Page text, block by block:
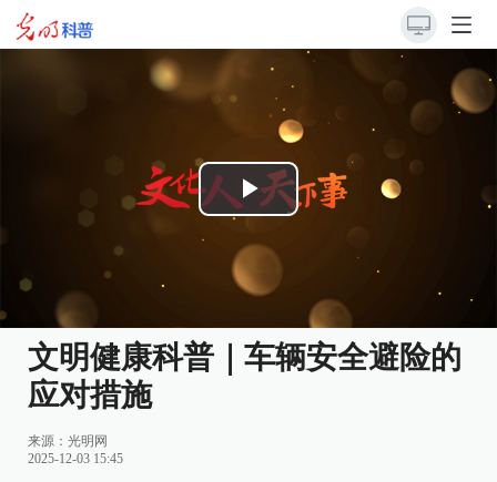
Play
Video
文明健康科普｜车辆安全避险的
应对措施
来源： 光明网
2025-12-03 15:45